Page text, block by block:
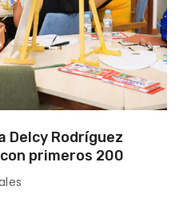
Delcy Rodríguez
primeros 200
de la nueva Casa de
“La Primavera” en